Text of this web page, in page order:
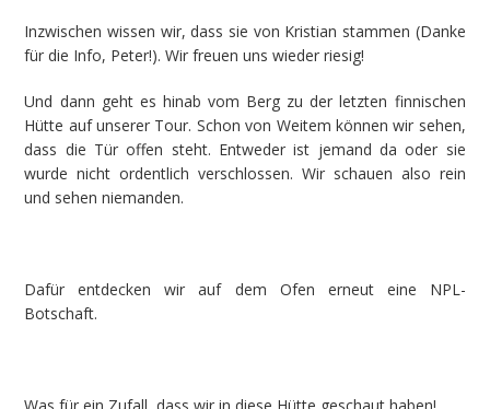
Inzwischen wissen wir, dass sie von Kristian stammen (Danke
für die Info, Peter!). Wir freuen uns wieder riesig!
Und dann geht es hinab vom Berg zu der letzten finnischen
Hütte auf unserer Tour. Schon von Weitem können wir sehen,
dass die Tür offen steht. Entweder ist jemand da oder sie
wurde nicht ordentlich verschlossen. Wir schauen also rein
und sehen niemanden.
Dafür entdecken wir auf dem Ofen erneut eine NPL-
Botschaft.